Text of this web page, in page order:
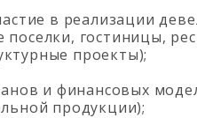
в реализации
гостиницы,
проекты);
и финансовых
продукции);